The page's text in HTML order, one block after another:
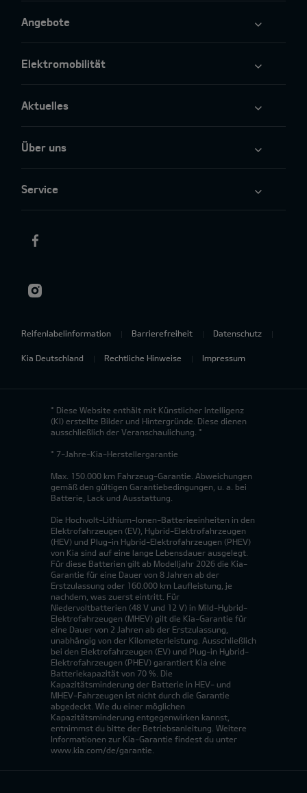
Angebote
Elektromobilität
Aktuelles
Über uns
Service
Reifenlabelinformation Barrierefreiheit Datenschutz
Kia Deutschland Rechtliche Hinweise Impressum
* Diese Website enthält mit Künstlicher Intelligenz
(KI) erstellte Bilder und Hintergründe. Diese dienen
ausschließlich der Veranschaulichung. *
* 7-Jahre-Kia-Herstellergarantie
Max. 150.000 km Fahrzeug-Garantie. Abweichungen
gemäß den gültigen Garantiebedingungen, u. a. bei
Batterie, Lack und Ausstattung.
Die Hochvolt-Lithium-Ionen-Batterieeinheiten in den
Elektrofahrzeugen (EV), Hybrid-Elektrofahrzeugen
(HEV) und Plug-in Hybrid-Elektrofahrzeugen (PHEV)
von Kia sind auf eine lange Lebensdauer ausgelegt.
Für diese Batterien gilt ab Modelljahr 2026 die Kia-
Garantie für eine Dauer von 8 Jahren ab der
Erstzulassung oder 160.000 km Laufleistung, je
nachdem, was zuerst eintritt. Für
Niedervoltbatterien (48 V und 12 V) in Mild-Hybrid-
Elektrofahrzeugen (MHEV) gilt die Kia-Garantie für
eine Dauer von 2 Jahren ab der Erstzulassung,
unabhängig von der Kilometerleistung. Ausschließlich
bei den Elektrofahrzeugen (EV) und Plug-in Hybrid-
Elektrofahrzeugen (PHEV) garantiert Kia eine
Batteriekapazität von 70 %. Die
Kapazitätsminderung der Batterie in HEV- und
MHEV-Fahrzeugen ist nicht durch die Garantie
abgedeckt. Wie du einer möglichen
Kapazitätsminderung entgegenwirken kannst,
entnimmst du bitte der Betriebsanleitung. Weitere
Informationen zur Kia-Garantie findest du unter
www.kia.com/de/garantie.